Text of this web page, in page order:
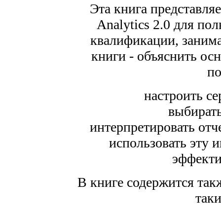
Эта книга
Analytics 2.0 для
квалификации,
книги - объяснить
настроить
интерпретировать
использовать
В книге содержится